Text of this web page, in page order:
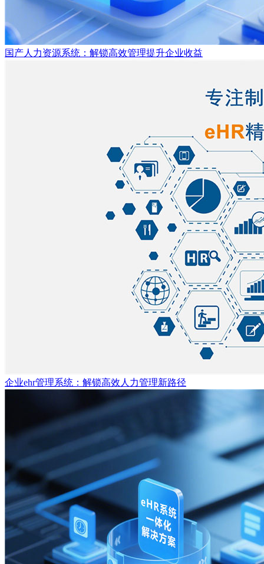
国产人力资源系统：解锁高效管理提升企业收益
企业ehr管理系统：解锁高效人力管理新路径